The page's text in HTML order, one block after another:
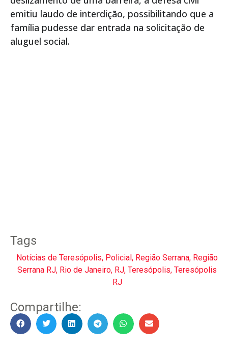
emitiu laudo de interdição, possibilitando que a
família pudesse dar entrada na solicitação de
aluguel social.
Tags
Notícias de Teresópolis, Policial, Região Serrana, Região
Serrana RJ, Rio de Janeiro, RJ, Teresópolis, Teresópolis
RJ
Compartilhe: